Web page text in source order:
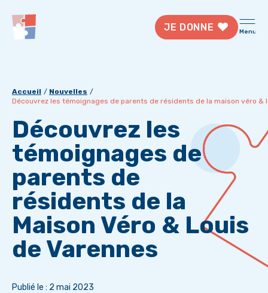
JE DONNE Menu
Accueil
Nouvelles
Découvrez les témoignages de parents de résidents de la maison véro &
Découvrez les
témoignages de
parents de
résidents de la
Maison Véro & Louis
de Varennes
Publié le : 2 mai 2023